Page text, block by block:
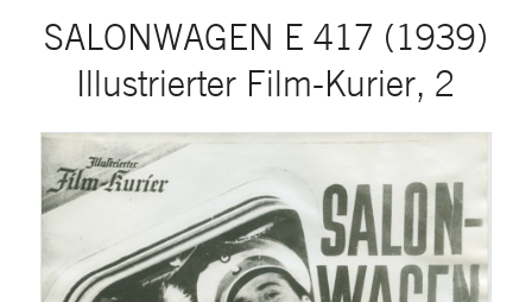
SALONWAGEN E 417 (1939)
Illustrierter Film-Kurier, 2